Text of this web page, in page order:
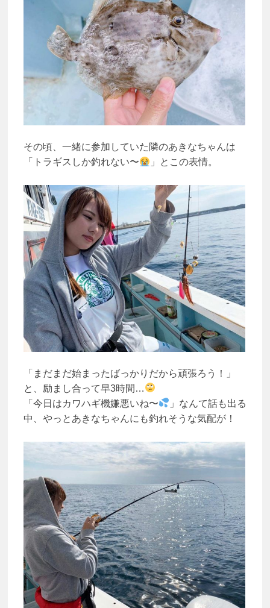
その頃、一緒に参加していた隣のあきなちゃんは
「トラギスしか釣れない〜
」とこの表情。
「まだまだ始まったばっかりだから頑張ろう！」
と、励まし合って早3時間…
「今日はカワハギ機嫌悪いね〜
」なんて話も出る
中、やっとあきなちゃんにも釣れそうな気配が！